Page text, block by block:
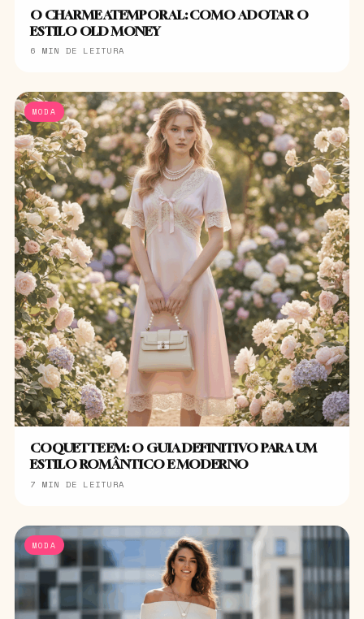
O CHARME ATEMPORAL: COMO ADOTAR O
ESTILO OLD MONEY
6 MIN DE LEITURA
MODA
COQUETTE EM: O GUIA DEFINITIVO PARA UM
ESTILO ROMÂNTICO E MODERNO
7 MIN DE LEITURA
MODA